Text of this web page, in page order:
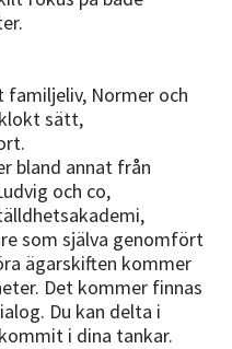
familjeliv, Normer och
sätt,
bland annat från
och co,
som själva genomfört
ägarskiften kommer
Det kommer finnas
Du kan delta i
i dina tankar.